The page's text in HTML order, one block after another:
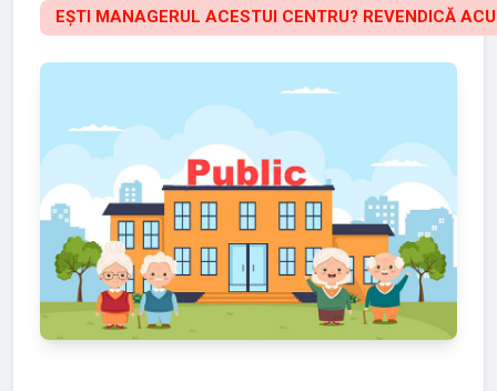
EȘTI MANAGERUL ACESTUI CENTRU? REVENDICĂ